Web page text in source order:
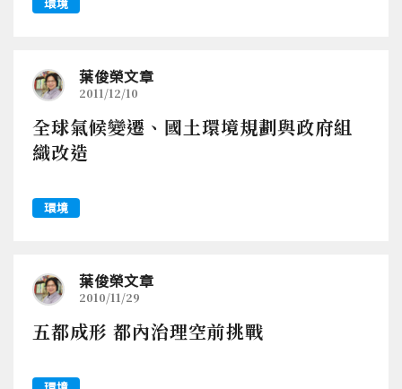
葉俊榮文章
2011/12/10
全球氣候變遷、國土環境規劃與政府組
織改造
環境
葉俊榮文章
2010/11/29
五都成形 都內治理空前挑戰